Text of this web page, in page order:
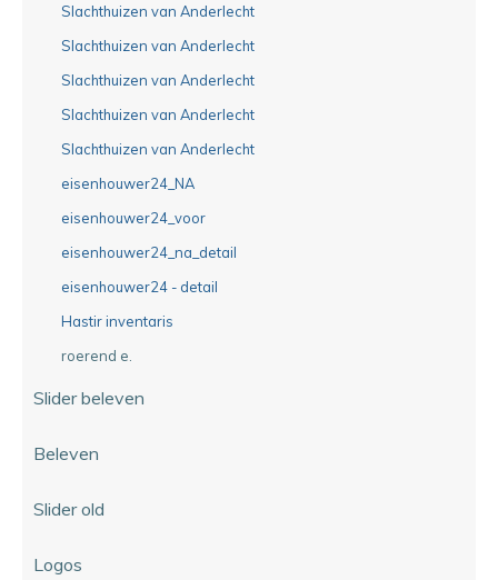
Slachthuizen van Anderlecht
Slachthuizen van Anderlecht
Slachthuizen van Anderlecht
Slachthuizen van Anderlecht
Slachthuizen van Anderlecht
eisenhouwer24_NA
eisenhouwer24_voor
eisenhouwer24_na_detail
eisenhouwer24 - detail
Hastir inventaris
roerend e.
Slider beleven
Beleven
Slider old
Logos